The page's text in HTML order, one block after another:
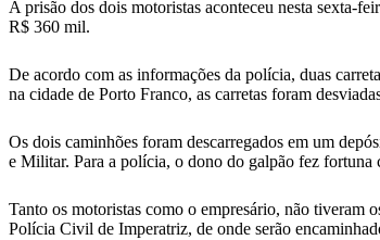
A prisão dos dois motoristas aconteceu nesta sexta-
R$ 360 mil.
De acordo com as informações da polícia, duas
na cidade de Porto Franco, as carretas foram
Os dois caminhões foram descarregados em um
e Militar. Para a polícia, o dono do galpão fez fortuna
Tanto os motoristas como o empresário, não tiveram
Polícia Civil de Imperatriz, de onde serão